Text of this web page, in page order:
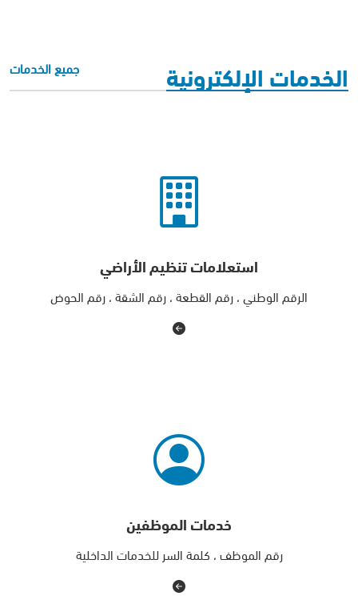
الخدمات الإلكترونية جميع الخدمات
استعلامات تنظيم الأراضي
الرقم الوطني ، رقم القطعة ، رقم الشقة ، رقم الحوض
خدمات الموظفين
رقم الموظف ، كلمة السر للخدمات الداخلية